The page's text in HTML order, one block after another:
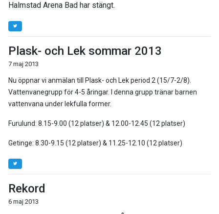
Halmstad Arena Bad har stängt.
Plask- och Lek sommar 2013
7 maj 2013
Nu öppnar vi anmälan till Plask- och Lek period 2 (15/7-2/8).
Vattenvanegrupp för 4-5 åringar. I denna grupp tränar barnen
vattenvana under lekfulla former.
Furulund: 8.15-9.00 (12 platser) & 12.00-12.45 (12 platser)
Getinge: 8.30-9.15 (12 platser) & 11.25-12.10 (12 platser)
Rekord
6 maj 2013